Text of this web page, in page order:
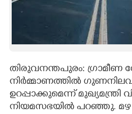
ASTRO
CARTOONS
LITERATURE
തിരുവനന്തപുരം: ഗ്രാമീണ
നിർമ്മാണത്തിൽ
ഉറപ്പാക്കുമെന്ന് മുഖ്യമന്ത്രി
നിയമസഭയിൽ പറഞ്ഞു. മഴ